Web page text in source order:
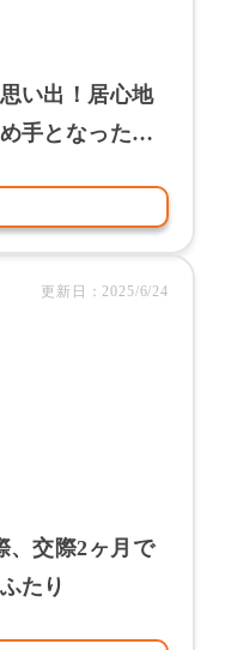
い出！居心地
手となったお
更新日：2025/6/24
、交際2ヶ月で
たり